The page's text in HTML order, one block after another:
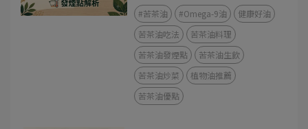
#苦茶油 #Omega-9油
健康好油
苦茶油吃法
苦茶油料理
苦茶油發煙點
苦茶油生飲
苦茶油炒菜
植物油推薦
苦茶油優點